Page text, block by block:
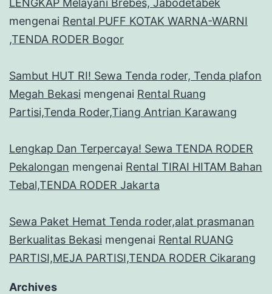
mengenai Rental PUFF KOTAK WARNA-WARNI
,TENDA RODER Bogor
Sambut HUT RI! Sewa Tenda roder, Tenda plafon
Megah Bekasi mengenai Rental Ruang
Partisi,Tenda Roder,Tiang Antrian Karawang
Lengkap Dan Terpercaya! Sewa TENDA RODER
Pekalongan mengenai Rental TIRAI HITAM Bahan
Tebal,TENDA RODER Jakarta
Sewa Paket Hemat Tenda roder,alat prasmanan
Berkualitas Bekasi mengenai Rental RUANG
PARTISI,MEJA PARTISI,TENDA RODER Cikarang
Archives